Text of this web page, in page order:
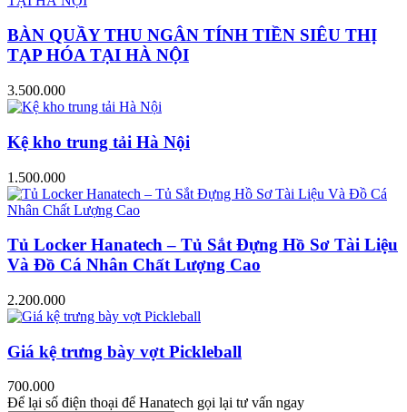
BÀN QUẦY THU NGÂN TÍNH TIỀN SIÊU THỊ
TẠP HÓA TẠI HÀ NỘI
3.500.000
Kệ kho trung tải Hà Nội
1.500.000
Tủ Locker Hanatech – Tủ Sắt Đựng Hồ Sơ Tài Liệu
Và Đồ Cá Nhân Chất Lượng Cao
2.200.000
Giá kệ trưng bày vợt Pickleball
700.000
Để lại số điện thoại để Hanatech gọi lại tư vấn ngay